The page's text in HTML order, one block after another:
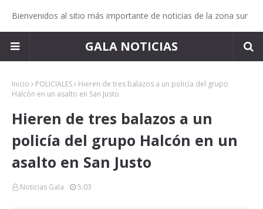
Bienvenidos al sitio más importante de noticias de la zona sur
GALA NOTICIAS
Inicio POLICIALES
Hieren de tres balazos a un policía del grupo
Halcón en un asalto en San Justo
Hieren de tres balazos a un
policía del grupo Halcón en un
asalto en San Justo
Noticias Gala 5:03